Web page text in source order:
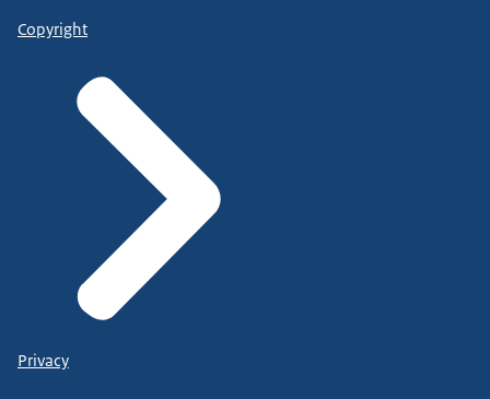
Copyright
Privacy